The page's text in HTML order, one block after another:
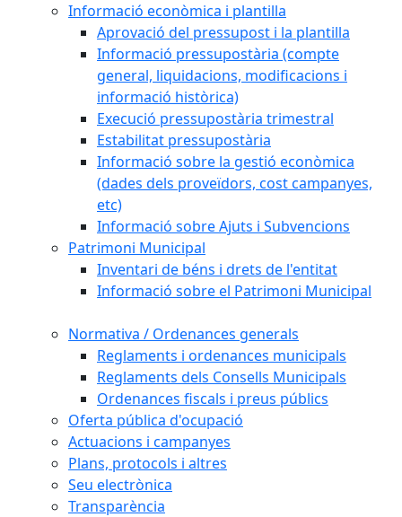
Informació econòmica i plantilla
Aprovació del pressupost i la plantilla
Informació pressupostària (compte
general, liquidacions, modificacions i
informació històrica)
Execució pressupostària trimestral
Estabilitat pressupostària
Informació sobre la gestió econòmica
(dades dels proveïdors, cost campanyes,
etc)
Informació sobre Ajuts i Subvencions
Patrimoni Municipal
Inventari de béns i drets de l'entitat
Informació sobre el Patrimoni Municipal
Normativa / Ordenances generals
Reglaments i ordenances municipals
Reglaments dels Consells Municipals
Ordenances fiscals i preus públics
Oferta pública d'ocupació
Actuacions i campanyes
Plans, protocols i altres
Seu electrònica
Transparència